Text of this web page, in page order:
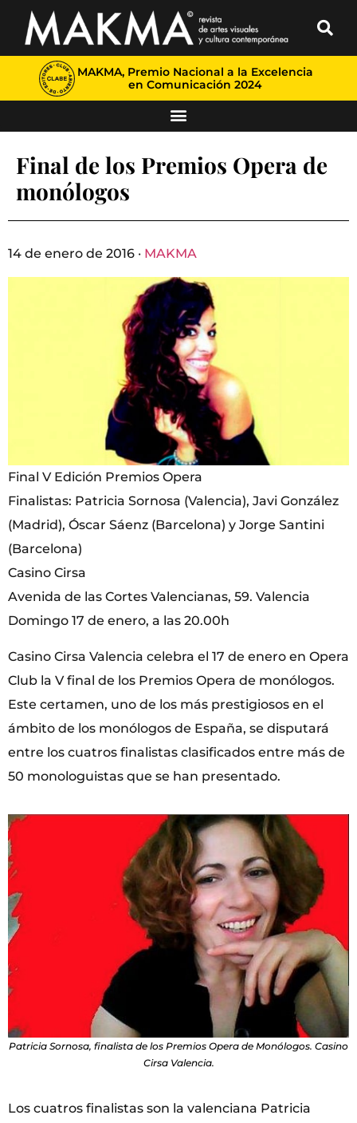
MAKMA, Premio Nacional a la Excelencia
en Comunicación 2024
Final de los Premios Opera de
monólogos
14 de enero de 2016 · MAKMA
Final V Edición Premios Opera
Finalistas: Patricia Sornosa (Valencia), Javi González
(Madrid), Óscar Sáenz (Barcelona) y Jorge Santini
(Barcelona)
Casino Cirsa
Avenida de las Cortes Valencianas, 59. Valencia
Domingo 17 de enero, a las 20.00h
Casino Cirsa Valencia celebra el 17 de enero en Opera
Club la V final de los Premios Opera de monólogos.
Este certamen, uno de los más prestigiosos en el
ámbito de los monólogos de España, se disputará
entre los cuatros finalistas clasificados entre más de
50 monologuistas que se han presentado.
Patricia Sornosa, finalista de los Premios Opera de Monólogos. Casino
Cirsa Valencia.
Los cuatros finalistas son la valenciana Patricia